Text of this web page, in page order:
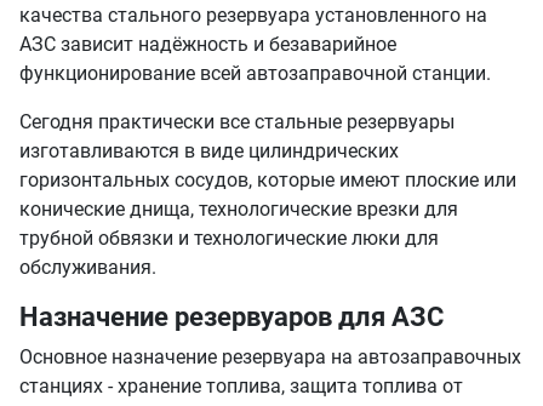
качества стального резервуара установленного на
АЗС зависит надёжность и безаварийное
функционирование всей автозаправочной станции.
Сегодня практически все стальные резервуары
изготавливаются в виде цилиндрических
горизонтальных сосудов, которые имеют плоские или
конические днища, технологические врезки для
трубной обвязки и технологические люки для
обслуживания.
Назначение резервуаров для АЗС
Основное назначение резервуара на автозаправочных
станциях - хранение топлива, защита топлива от